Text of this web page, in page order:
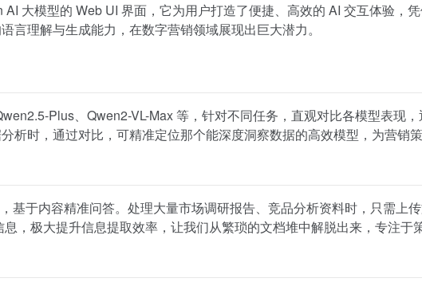
大模型的 Web UI 界面，它为用户打造了便捷、高效的 AI 交互体验，
言理解与生成能力，在数字营销领域展现出巨大潜力。
Plus、Qwen2-VL-Max 等，针对不同任务，直观对比各模型表现，
析时，通过对比，可精准定位那个能深度洞察数据的高效模型，为营销
基于内容精准问答。处理大量市场调研报告、竞品分析资料时，只需上
，极大提升信息提取效率，让我们从繁琐的文档堆中解脱出来，专注于